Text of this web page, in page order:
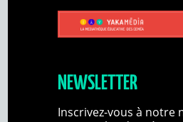
NEWSLETTER
Inscrivez-vous à notre